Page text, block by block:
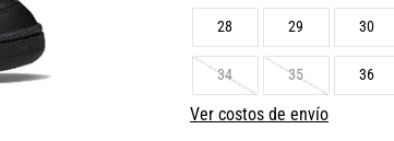
28 29 30
34 35 36
Ver costos de envío